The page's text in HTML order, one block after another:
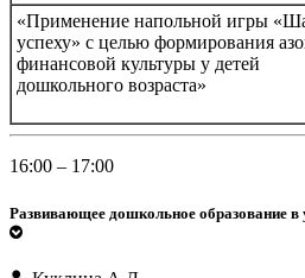
«Применение напольной игры
успеху» с целью формирования
финансовой культуры у детей
дошкольного возраста»
16:00 – 17:00
Развивающее дошкольное образование в